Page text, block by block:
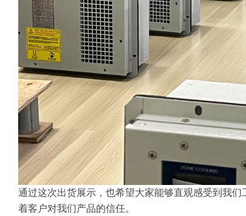
通过这次出货展示，也希望大家能够直观感受到我
着客户对我们产品的信任。